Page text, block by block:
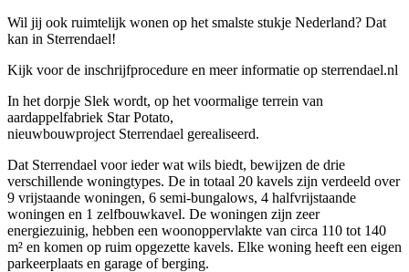
Wil jij ook ruimtelijk wonen op het smalste stukje Nederland? Dat
kan in Sterrendael!
Kijk voor de inschrijfprocedure en meer informatie op sterrendael.nl
In het dorpje Slek wordt, op het voormalige terrein van
aardappelfabriek Star Potato,
nieuwbouwproject Sterrendael gerealiseerd.
Dat Sterrendael voor ieder wat wils biedt, bewijzen de drie
verschillende woningtypes. De in totaal 20 kavels zijn verdeeld over
9 vrijstaande woningen, 6 semi-bungalows, 4 halfvrijstaande
woningen en 1 zelfbouwkavel. De woningen zijn zeer
energiezuinig, hebben een woonoppervlakte van circa 110 tot 140
m² en komen op ruim opgezette kavels. Elke woning heeft een eigen
parkeerplaats en garage of berging.